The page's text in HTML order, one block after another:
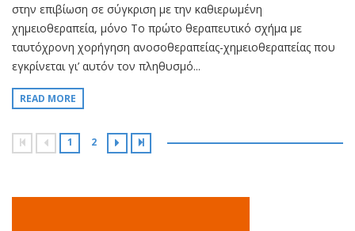
στην επιβίωση σε σύγκριση με την καθιερωμένη
χημειοθεραπεία, μόνο Το πρώτο θεραπευτικό σχήμα με
ταυτόχρονη χορήγηση ανοσοθεραπείας-χημειοθεραπείας που
εγκρίνεται γι’ αυτόν τον πληθυσμό...
READ MORE
1 2